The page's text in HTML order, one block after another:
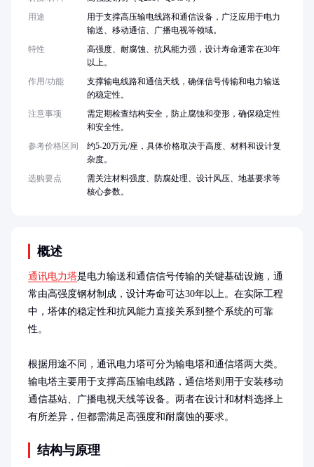
概述
通讯电力塔是电力输送和通信信号传输的关键基础设施，通
常由高强度钢材制成，设计寿命可达30年以上。在实际工程
中，塔体的稳定性和抗风能力直接关系到整个系统的可靠
性。
根据用途不同，通讯电力塔可分为输电塔和通信塔两大类。
输电塔主要用于支撑高压输电线路，通信塔则用于安装移动
通信基站、广播电视天线等设备。两者在设计和材料选择上
有所差异，但都需满足高强度和耐腐蚀的要求。
结构与原理
用途
用于支撑高压输电线路和通信设备，广泛应用于电力
输送、移动通信、广播电视等领域。
特性
高强度、耐腐蚀、抗风能力强，设计寿命通常在30年
以上。
作用/功能
支撑输电线路和通信天线，确保信号传输和电力输送
的稳定性。
注意事项
需定期检查结构安全，防止腐蚀和变形，确保稳定性
和安全性。
参考价格区间
约5-20万元/座，具体价格取决于高度、材料和设计复
杂度。
选购要点
需关注材料强度、防腐处理、设计风压、地基要求等
核心参数。